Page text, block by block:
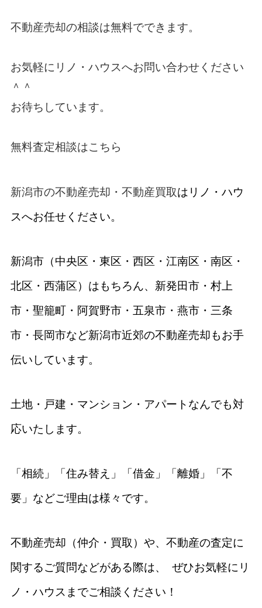
不動産売却の相談は無料でできます。
お気軽に リノ・ハウスへお問い合わせください
＾＾
お待ちしています。
無料査定相談はこちら
新潟市の不動産売却・不動産買取はリノ・ハウ
スへお任せください。
新潟市（中央区・東区・西区・江南区・南区・
北区・西蒲区）はもちろん、新発田市・村上
市・聖籠町・阿賀野市・五泉市・燕市・三条
市・長岡市など新潟市近郊の不動産売却もお手
伝いしています。
土地・戸建・マンション・アパートなんでも対
応いたします。
「相続」「住み替え」「借金」「離婚」「不
要」などご理由は様々です。
不動産売却（仲介・買取）や、不動産の査定に
関するご質問などがある際は、 ぜひお気軽にリ
ノ・ハウスまでご相談ください！